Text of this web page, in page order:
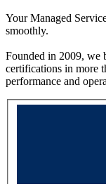
Your Managed
smoothly.
Founded in 2009, we
certifications in more
performance and